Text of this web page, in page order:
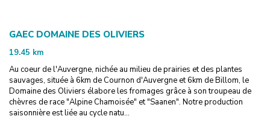
GAEC DOMAINE DES OLIVIERS
19.45 km
Au coeur de l'Auvergne, nichée au milieu de prairies et des plantes
sauvages, située à 6km de Cournon d'Auvergne et 6km de Billom, le
Domaine des Oliviers élabore les fromages grâce à son troupeau de
chèvres de race "Alpine Chamoisée" et "Saanen". Notre production
saisonnière est liée au cycle natu...